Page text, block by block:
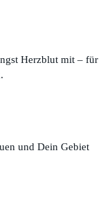
Herzblut mit – für
und Dein Gebiet